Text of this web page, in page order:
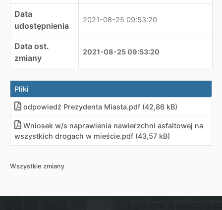
Data
udostępnienia
2021-08-25 09:53:20
Data ost.
zmiany
2021-08-25 09:53:20
Pliki
odpowiedź Prezydenta Miasta.pdf (42,86 kB)
Wniosek w/s naprawienia nawierzchni asfaltowej na
wszystkich drogach w mieście.pdf (43,57 kB)
Wszystkie zmiany